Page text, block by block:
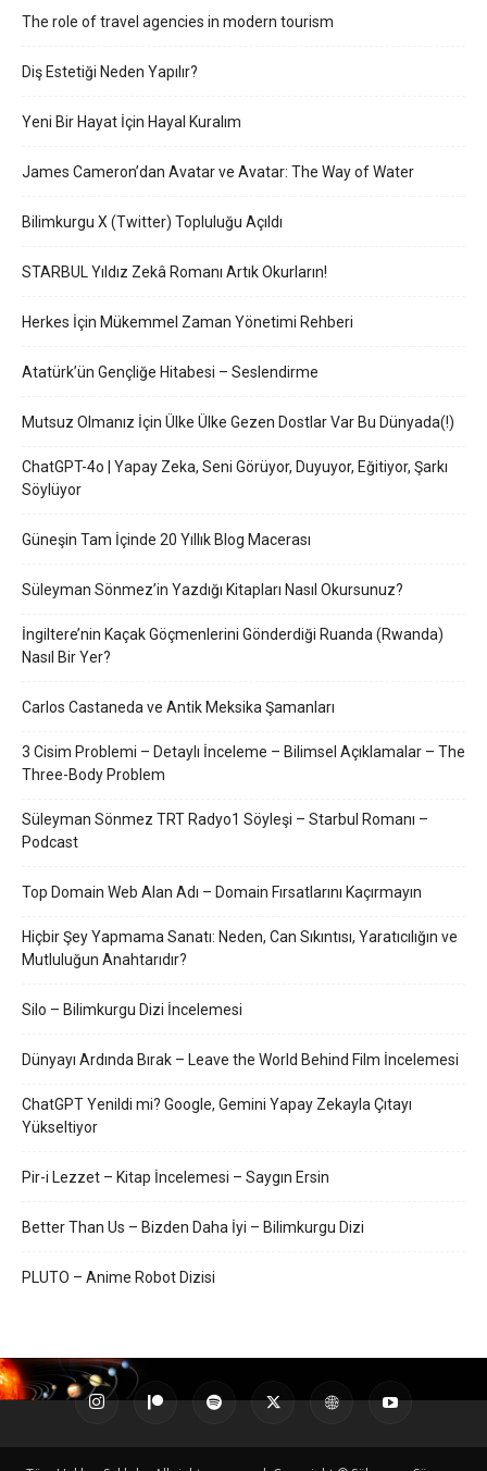
The role of travel agencies in modern tourism
Diş Estetiği Neden Yapılır?
Yeni Bir Hayat İçin Hayal Kuralım
James Cameron’dan Avatar ve Avatar: The Way of Water
Bilimkurgu X (Twitter) Topluluğu Açıldı
STARBUL Yıldız Zekâ Romanı Artık Okurların!
Herkes İçin Mükemmel Zaman Yönetimi Rehberi
Atatürk’ün Gençliğe Hitabesi – Seslendirme
Mutsuz Olmanız İçin Ülke Ülke Gezen Dostlar Var Bu Dünyada(!)
ChatGPT-4o | Yapay Zeka, Seni Görüyor, Duyuyor, Eğitiyor, Şarkı
Söylüyor
Güneşin Tam İçinde 20 Yıllık Blog Macerası
Süleyman Sönmez’in Yazdığı Kitapları Nasıl Okursunuz?
İngiltere’nin Kaçak Göçmenlerini Gönderdiği Ruanda (Rwanda)
Nasıl Bir Yer?
Carlos Castaneda ve Antik Meksika Şamanları
3 Cisim Problemi – Detaylı İnceleme – Bilimsel Açıklamalar – The
Three-Body Problem
Süleyman Sönmez TRT Radyo1 Söyleşi – Starbul Romanı –
Podcast
Top Domain Web Alan Adı – Domain Fırsatlarını Kaçırmayın
Hiçbir Şey Yapmama Sanatı: Neden, Can Sıkıntısı, Yaratıcılığın ve
Mutluluğun Anahtarıdır?
Silo – Bilimkurgu Dizi İncelemesi
Dünyayı Ardında Bırak – Leave the World Behind Film İncelemesi
ChatGPT Yenildi mi? Google, Gemini Yapay Zekayla Çıtayı
Yükseltiyor
Pir-i Lezzet – Kitap İncelemesi – Saygın Ersin
Better Than Us – Bizden Daha İyi – Bilimkurgu Dizi
PLUTO – Anime Robot Dizisi